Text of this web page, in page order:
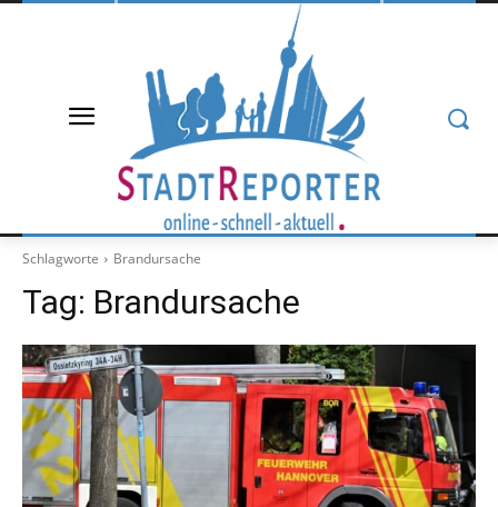
Schlagworte Brandursache
Tag: Brandursache